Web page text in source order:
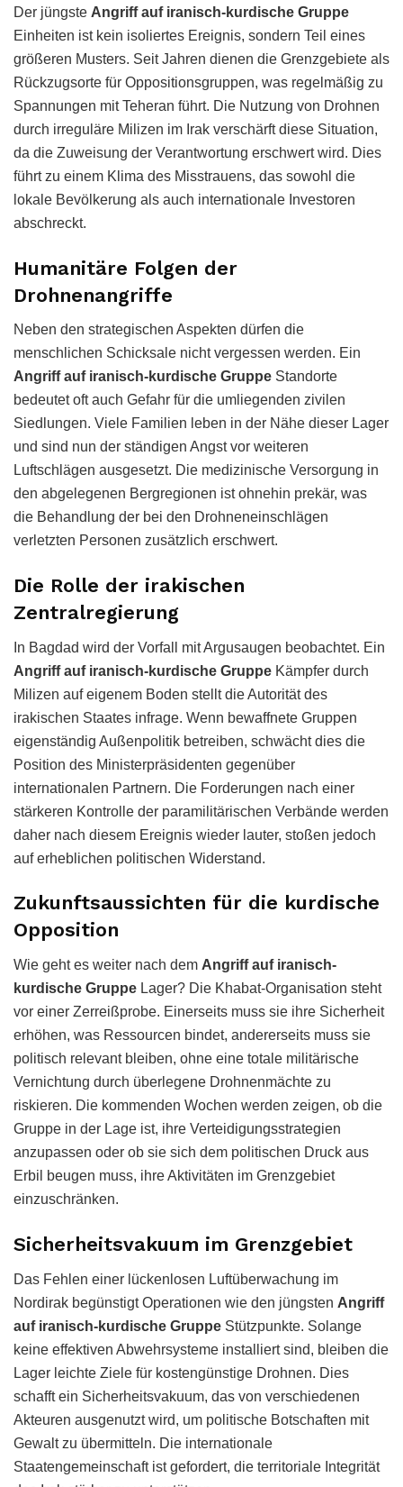
Der jüngste Angriff auf iranisch-kurdische Gruppe
Einheiten ist kein isoliertes Ereignis, sondern Teil eines
größeren Musters. Seit Jahren dienen die Grenzgebiete als
Rückzugsorte für Oppositionsgruppen, was regelmäßig zu
Spannungen mit Teheran führt. Die Nutzung von Drohnen
durch irreguläre Milizen im Irak verschärft diese Situation,
da die Zuweisung der Verantwortung erschwert wird. Dies
führt zu einem Klima des Misstrauens, das sowohl die
lokale Bevölkerung als auch internationale Investoren
abschreckt.
Humanitäre Folgen der
Drohnenangriffe
Neben den strategischen Aspekten dürfen die
menschlichen Schicksale nicht vergessen werden. Ein
Angriff auf iranisch-kurdische Gruppe Standorte
bedeutet oft auch Gefahr für die umliegenden zivilen
Siedlungen. Viele Familien leben in der Nähe dieser Lager
und sind nun der ständigen Angst vor weiteren
Luftschlägen ausgesetzt. Die medizinische Versorgung in
den abgelegenen Bergregionen ist ohnehin prekär, was
die Behandlung der bei den Drohneneinschlägen
verletzten Personen zusätzlich erschwert.
Die Rolle der irakischen
Zentralregierung
In Bagdad wird der Vorfall mit Argusaugen beobachtet. Ein
Angriff auf iranisch-kurdische Gruppe Kämpfer durch
Milizen auf eigenem Boden stellt die Autorität des
irakischen Staates infrage. Wenn bewaffnete Gruppen
eigenständig Außenpolitik betreiben, schwächt dies die
Position des Ministerpräsidenten gegenüber
internationalen Partnern. Die Forderungen nach einer
stärkeren Kontrolle der paramilitärischen Verbände werden
daher nach diesem Ereignis wieder lauter, stoßen jedoch
auf erheblichen politischen Widerstand.
Zukunftsaussichten für die kurdische
Opposition
Wie geht es weiter nach dem Angriff auf iranisch-
kurdische Gruppe Lager? Die Khabat-Organisation steht
vor einer Zerreißprobe. Einerseits muss sie ihre Sicherheit
erhöhen, was Ressourcen bindet, andererseits muss sie
politisch relevant bleiben, ohne eine totale militärische
Vernichtung durch überlegene Drohnenmächte zu
riskieren. Die kommenden Wochen werden zeigen, ob die
Gruppe in der Lage ist, ihre Verteidigungsstrategien
anzupassen oder ob sie sich dem politischen Druck aus
Erbil beugen muss, ihre Aktivitäten im Grenzgebiet
einzuschränken.
Sicherheitsvakuum im Grenzgebiet
Das Fehlen einer lückenlosen Luftüberwachung im
Nordirak begünstigt Operationen wie den jüngsten Angriff
auf iranisch-kurdische Gruppe Stützpunkte. Solange
keine effektiven Abwehrsysteme installiert sind, bleiben die
Lager leichte Ziele für kostengünstige Drohnen. Dies
schafft ein Sicherheitsvakuum, das von verschiedenen
Akteuren ausgenutzt wird, um politische Botschaften mit
Gewalt zu übermitteln. Die internationale
Staatengemeinschaft ist gefordert, die territoriale Integrität